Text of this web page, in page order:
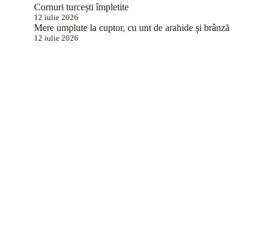
Cornuri turcești împletite
12 iulie 2026
Mere umplute la cuptor, cu unt de arahide și brânză
12 iulie 2026